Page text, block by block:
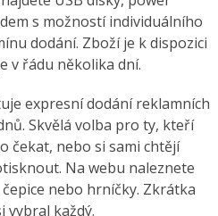
s možností individuálního
dodání. Zboží je k dispozici
v řádu několika dní.
expresní dodání reklamních
Skvělá volba pro ty, kteří
čekat, nebo si sami chtějí
Na webu naleznete
nebo hrníčky. Zkrátka
vybral každý.